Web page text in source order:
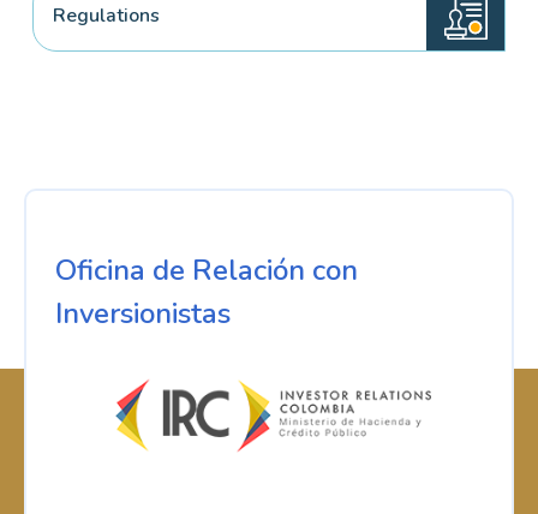
Regulations
Oficina de Relación con
Inversionistas